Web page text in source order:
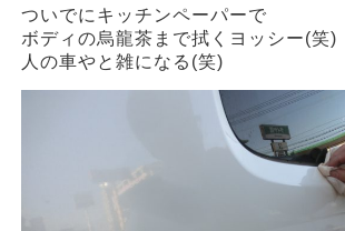
ついでにキッチンペーパーで
ボディの烏龍茶まで拭くヨッシー(笑)
人の車やと雑になる(笑)